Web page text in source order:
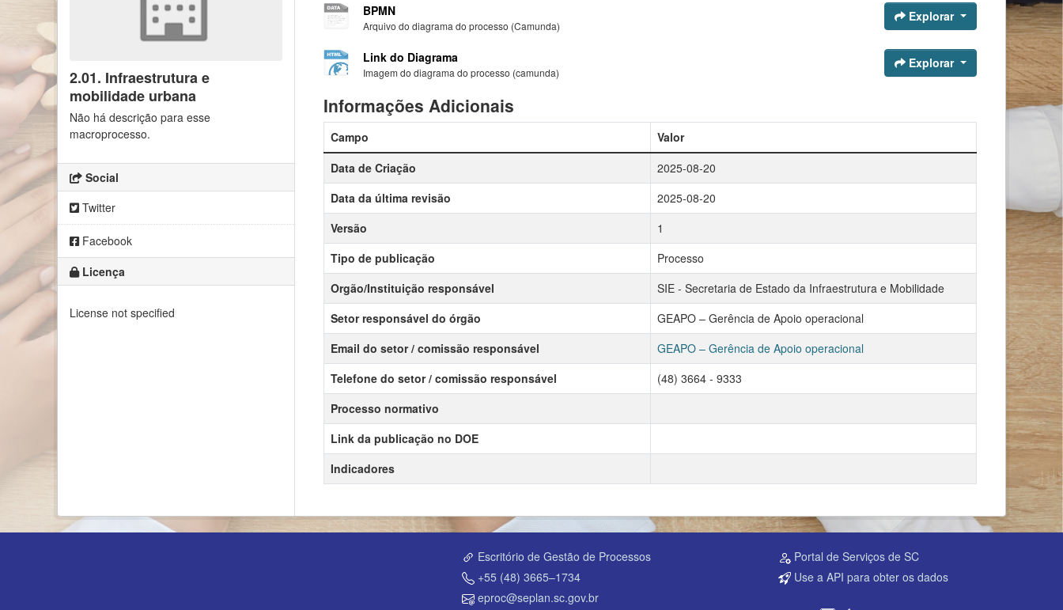
2.01. Infraestrutura e
mobilidade urbana
Não há descrição para esse
macroprocesso.
Social
Twitter
Facebook
Licença
License not specified
BPMN
Arquivo do diagrama do processo (Camunda)
Explorar
Link do Diagrama
Imagem do diagrama do processo (camunda)
Explorar
Informações Adicionais
Campo
Valor
Data de Criação
2025-08-20
Data da última revisão
2025-08-20
Versão
1
Tipo de publicação
Processo
Orgão/Instituição responsável
SIE - Secretaria de Estado da Infraestrutura e Mobilidade
Setor responsável do órgão
GEAPO – Gerência de Apoio operacional
Email do setor / comissão responsável
GEAPO – Gerência de Apoio operacional
Telefone do setor / comissão responsável
(48) 3664 - 9333
Processo normativo
Link da publicação no DOE
Indicadores
Escritório de Gestão de Processos
+55 (48) 3665–1734
eproc@seplan.sc.gov.br
Portal de Serviços de SC
Use a API para obter os dados